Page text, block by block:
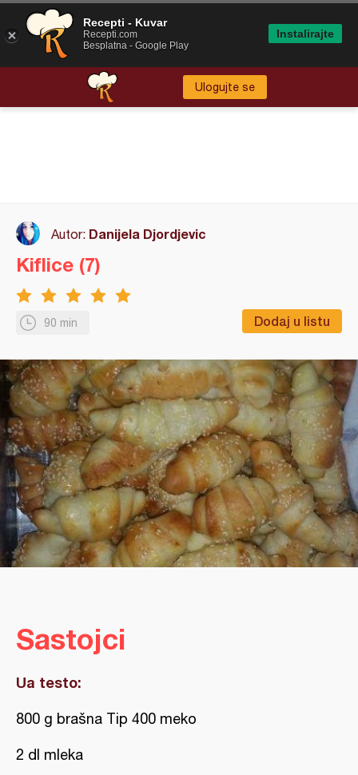
Ulogujte se
Autor: Danijela Djordjevic
90 min Dodaj u listu
Kiflice (7)
Sastojci
Ua testo:
800 g brašna Tip 400 meko
2 dl mleka
Recepti - Kuvar
Recepti.com
Besplatna - Google Play
Instalirajte